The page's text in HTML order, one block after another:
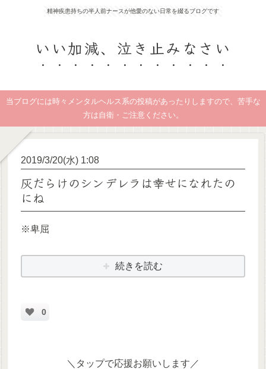
精神疾患持ちの半人前ナースが他愛のない日常を綴るブログです
いい加減、泣き止みなさい
当ブログには時々メンタルヘルス系の投稿があったりしますので、苦手な
方は自衛・ご注意ください。
2019/3/20(水) 1:08
灰だらけのシンデレラは幸せになれたの
にね
※卑屈
続きを読む
0
＼タップで応援お願いします／